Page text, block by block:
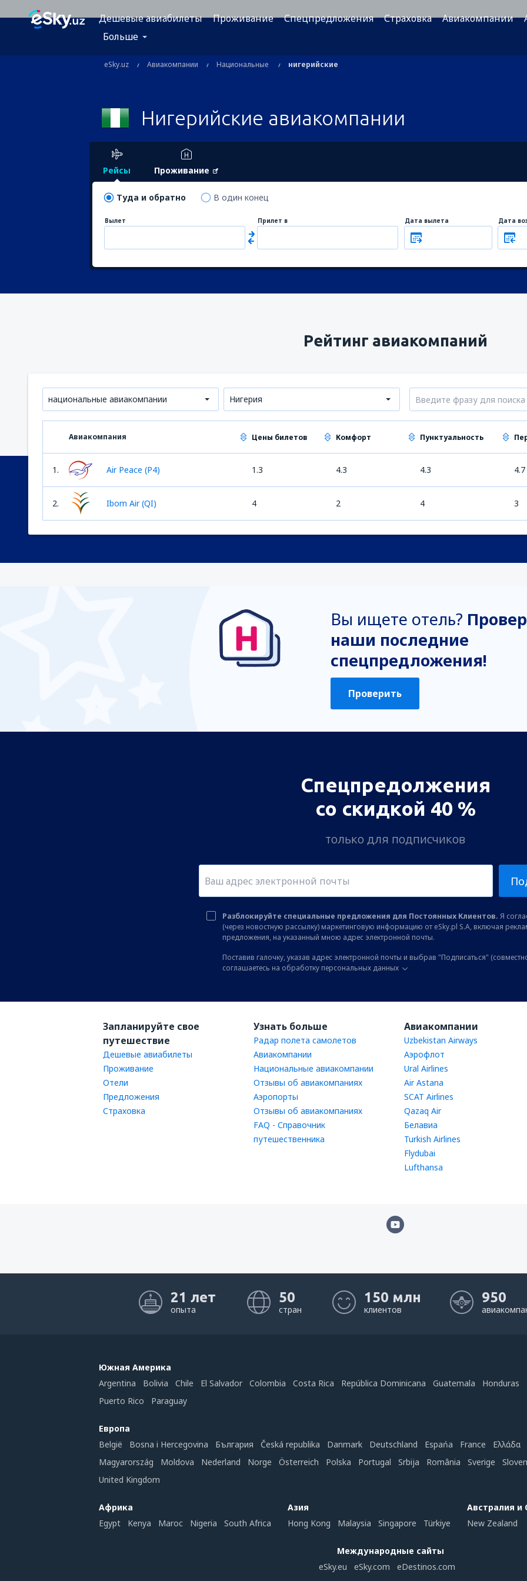
Дешевые авиабилеты Проживание Спецпредложения Страховка Авиакомпании
Больше
eSky.uz Авиакомпании Национальные нигерийские
Нигерийские авиакомпании
Рейсы Проживание
Туда и обратно В один конец
Вылет Прилет в Дата вылета Дата
Рейтинг авиакомпаний
национальные авиакомпании Нигерия
Авиакомпания Цены билетов Комфорт Пунктуальность
1. Air Peace (P4) 1.3 4.3 4.3 4.7
2. Ibom Air (QI) 4 2 4 3
Вы ищете отель?
наши последние
спецпредложения!
Проверить
Спецпредолжения
со скидкой 40 %
только для подписчиков
Разблокируйте специальные предложения для Постоянных Клиентов. Я
(через новостную рассылку) маркетинговую информацию от eSky.pl S.A, включая
предложения, на указанный мною адрес электронной почты.
Поставив галочку, указав адрес электронной почты и выбрав "Подписаться"
соглашаетесь на обработку персональных данных
Запланируйте свое
путешествие
Дешевые авиабилеты
Проживание
Отели
Предложения
Страховка
Узнать больше
Радар полета самолетов
Авиакомпании
Национальные авиакомпании
Отзывы об авиакомпаниях
Аэропорты
Отзывы об авиакомпаниях
FAQ - Справочник
путешественника
Авиакомпании
Uzbekistan Airways
Аэрофлот
Ural Airlines
Air Astana
SCAT Airlines
Qazaq Air
Белавиа
Turkish Airlines
Flydubai
Lufthansa
21 лет
опыта
50
стран
150 млн
клиентов
950
Южная Америка
Argentina
Bolivia Chile El Salvador Colombia Costa Rica República Dominicana Guatemala Honduras
Puerto Rico
Paraguay
Европа
België
Bosna i Hercegovina България Česká republika Danmark Deutschland Espańa France
Ελλάδα
Magyarország
Moldova Nederland Norge Österreich Polska Portugal Srbija România Sverige
United Kingdom
Африка
Egypt
Kenya Maroc Nigeria South Africa
Азия
Hong Kong
Malaysia Singapore Türkiye
Австралия и
New Zealand
Международные сайты
eSky.eu
eSky.com eDestinos.com